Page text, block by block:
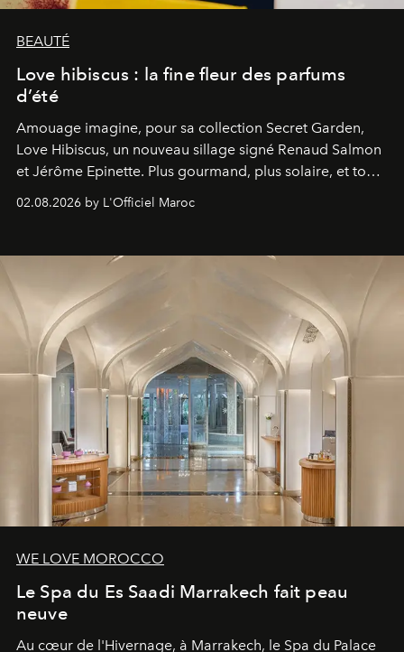
BEAUTÉ
Love hibiscus : la fine fleur des parfums
d’été
Amouage imagine, pour sa collection Secret Garden,
Love Hibiscus, un nouveau sillage signé Renaud Salmon
et Jérôme Epinette. Plus gourmand, plus solaire, et tout
à fait irrésistible.
02.08.2026 by L'Officiel Maroc
WE LOVE MOROCCO
Le Spa du Es Saadi Marrakech fait peau
neuve
Au cœur de l'Hivernage, à Marrakech, le Spa du Palace